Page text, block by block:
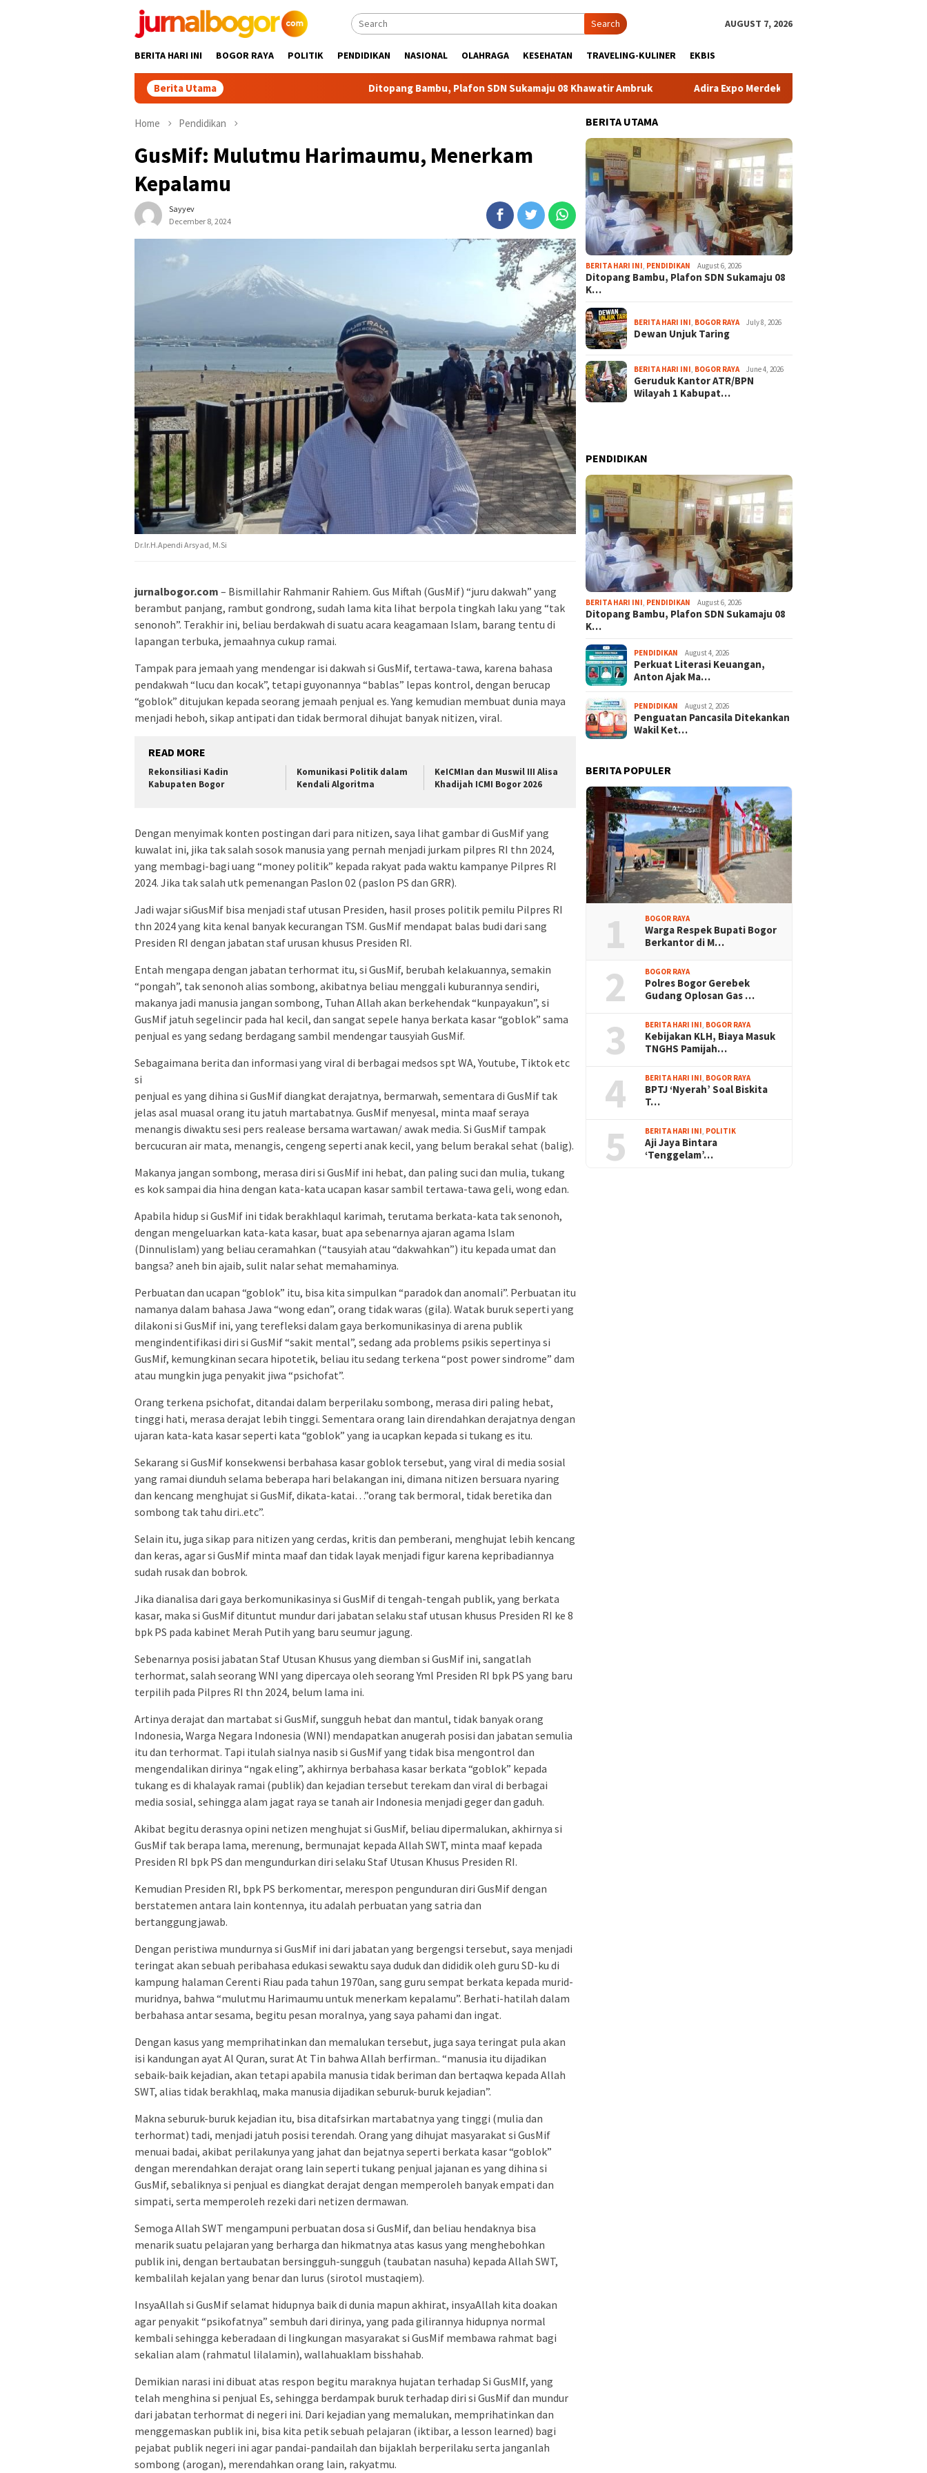
Search AUGUST 7, 2026
BERITA HARI INI BOGOR RAYA POLITIK PENDIDIKAN NASIONAL OLAHRAGA KESEHATAN TRAVELING-KULINER EKBIS
Berita Utama Ditopang Bambu, Plafon SDN Sukamaju 08 Khawatir Ambruk Adira Expo Merdeka Tawarkan Bunga 1,76 Persen
Home Pendidikan
GusMif: Mulutmu Harimaumu, Menerkam
Kepalamu
Sayyev
December 8, 2024
Dr.Ir.H.Apendi Arsyad, M.Si
jurnalbogor.com – Bismillahir Rahmanir Rahiem. Gus Miftah (GusMif) “juru dakwah” yang
berambut panjang, rambut gondrong, sudah lama kita lihat berpola tingkah laku yang “tak
senonoh”. Terakhir ini, beliau berdakwah di suatu acara keagamaan Islam, barang tentu di
lapangan terbuka, jemaahnya cukup ramai.
Tampak para jemaah yang mendengar isi dakwah si GusMif, tertawa-tawa, karena bahasa
pendakwah “lucu dan kocak”, tetapi guyonannya “bablas” lepas kontrol, dengan berucap
“goblok” ditujukan kepada seorang jemaah penjual es. Yang kemudian membuat dunia maya
menjadi heboh, sikap antipati dan tidak bermoral dihujat banyak nitizen, viral.
READ MORE
Rekonsiliasi Kadin
Kabupaten Bogor
Komunikasi Politik dalam
Kendali Algoritma
KeICMIan dan Muswil III Alisa
Khadijah ICMI Bogor 2026
Dengan menyimak konten postingan dari para nitizen, saya lihat gambar di GusMif yang
kuwalat ini, jika tak salah sosok manusia yang pernah menjadi jurkam pilpres RI thn 2024,
yang membagi-bagi uang “money politik” kepada rakyat pada waktu kampanye Pilpres RI
2024. Jika tak salah utk pemenangan Paslon 02 (paslon PS dan GRR).
Jadi wajar siGusMif bisa menjadi staf utusan Presiden, hasil proses politik pemilu Pilpres RI
thn 2024 yang kita kenal banyak kecurangan TSM. GusMif mendapat balas budi dari sang
Presiden RI dengan jabatan staf urusan khusus Presiden RI.
Entah mengapa dengan jabatan terhormat itu, si GusMif, berubah kelakuannya, semakin
“pongah”, tak senonoh alias sombong, akibatnya beliau menggali kuburannya sendiri,
makanya jadi manusia jangan sombong, Tuhan Allah akan berkehendak “kunpayakun”, si
GusMif jatuh segelincir pada hal kecil, dan sangat sepele hanya berkata kasar “goblok” sama
penjual es yang sedang berdagang sambil mendengar tausyiah GusMif.
Sebagaimana berita dan informasi yang viral di berbagai medsos spt WA, Youtube, Tiktok etc
si
penjual es yang dihina si GusMif diangkat derajatnya, bermarwah, sementara di GusMif tak
jelas asal muasal orang itu jatuh martabatnya. GusMif menyesal, minta maaf seraya
menangis diwaktu sesi pers realease bersama wartawan/ awak media. Si GusMif tampak
bercucuran air mata, menangis, cengeng seperti anak kecil, yang belum berakal sehat (balig).
Makanya jangan sombong, merasa diri si GusMif ini hebat, dan paling suci dan mulia, tukang
es kok sampai dia hina dengan kata-kata ucapan kasar sambil tertawa-tawa geli, wong edan.
Apabila hidup si GusMif ini tidak berakhlaqul karimah, terutama berkata-kata tak senonoh,
dengan mengeluarkan kata-kata kasar, buat apa sebenarnya ajaran agama Islam
(Dinnulislam) yang beliau ceramahkan (“tausyiah atau “dakwahkan”) itu kepada umat dan
bangsa? aneh bin ajaib, sulit nalar sehat memahaminya.
Perbuatan dan ucapan “goblok” itu, bisa kita simpulkan “paradok dan anomali”. Perbuatan itu
namanya dalam bahasa Jawa “wong edan”, orang tidak waras (gila). Watak buruk seperti yang
dilakoni si GusMif ini, yang terefleksi dalam gaya berkomunikasinya di arena publik
mengindentifikasi diri si GusMif “sakit mental”, sedang ada problems psikis sepertinya si
GusMif, kemungkinan secara hipotetik, beliau itu sedang terkena “post power sindrome” dam
atau mungkin juga penyakit jiwa “psichofat”.
Orang terkena psichofat, ditandai dalam berperilaku sombong, merasa diri paling hebat,
tinggi hati, merasa derajat lebih tinggi. Sementara orang lain direndahkan derajatnya dengan
ujaran kata-kata kasar seperti kata “goblok” yang ia ucapkan kepada si tukang es itu.
Sekarang si GusMif konsekwensi berbahasa kasar goblok tersebut, yang viral di media sosial
yang ramai diunduh selama beberapa hari belakangan ini, dimana nitizen bersuara nyaring
dan kencang menghujat si GusMif, dikata-katai…”orang tak bermoral, tidak beretika dan
sombong tak tahu diri..etc”.
Selain itu, juga sikap para nitizen yang cerdas, kritis dan pemberani, menghujat lebih kencang
dan keras, agar si GusMif minta maaf dan tidak layak menjadi figur karena kepribadiannya
sudah rusak dan bobrok.
Jika dianalisa dari gaya berkomunikasinya si GusMif di tengah-tengah publik, yang berkata
kasar, maka si GusMif dituntut mundur dari jabatan selaku staf utusan khusus Presiden RI ke 8
bpk PS pada kabinet Merah Putih yang baru seumur jagung.
Sebenarnya posisi jabatan Staf Utusan Khusus yang diemban si GusMif ini, sangatlah
terhormat, salah seorang WNI yang dipercaya oleh seorang Yml Presiden RI bpk PS yang baru
terpilih pada Pilpres RI thn 2024, belum lama ini.
Artinya derajat dan martabat si GusMif, sungguh hebat dan mantul, tidak banyak orang
Indonesia, Warga Negara Indonesia (WNI) mendapatkan anugerah posisi dan jabatan semulia
itu dan terhormat. Tapi itulah sialnya nasib si GusMif yang tidak bisa mengontrol dan
mengendalikan dirinya “ngak eling”, akhirnya berbahasa kasar berkata “goblok” kepada
tukang es di khalayak ramai (publik) dan kejadian tersebut terekam dan viral di berbagai
media sosial, sehingga alam jagat raya se tanah air Indonesia menjadi geger dan gaduh.
Akibat begitu derasnya opini netizen menghujat si GusMif, beliau dipermalukan, akhirnya si
GusMif tak berapa lama, merenung, bermunajat kepada Allah SWT, minta maaf kepada
Presiden RI bpk PS dan mengundurkan diri selaku Staf Utusan Khusus Presiden RI.
Kemudian Presiden RI, bpk PS berkomentar, merespon pengunduran diri GusMif dengan
berstatemen antara lain kontennya, itu adalah perbuatan yang satria dan
bertanggungjawab.
Dengan peristiwa mundurnya si GusMif ini dari jabatan yang bergengsi tersebut, saya menjadi
teringat akan sebuah peribahasa edukasi sewaktu saya duduk dan dididik oleh guru SD-ku di
kampung halaman Cerenti Riau pada tahun 1970an, sang guru sempat berkata kepada murid-
muridnya, bahwa “mulutmu Harimaumu untuk menerkam kepalamu”. Berhati-hatilah dalam
berbahasa antar sesama, begitu pesan moralnya, yang saya pahami dan ingat.
Dengan kasus yang memprihatinkan dan memalukan tersebut, juga saya teringat pula akan
isi kandungan ayat Al Quran, surat At Tin bahwa Allah berfirman.. “manusia itu dijadikan
sebaik-baik kejadian, akan tetapi apabila manusia tidak beriman dan bertaqwa kepada Allah
SWT, alias tidak berakhlaq, maka manusia dijadikan seburuk-buruk kejadian”.
Makna seburuk-buruk kejadian itu, bisa ditafsirkan martabatnya yang tinggi (mulia dan
terhormat) tadi, menjadi jatuh posisi terendah. Orang yang dihujat masyarakat si GusMif
menuai badai, akibat perilakunya yang jahat dan bejatnya seperti berkata kasar “goblok”
dengan merendahkan derajat orang lain seperti tukang penjual jajanan es yang dihina si
GusMif, sebaliknya si penjual es diangkat derajat dengan memperoleh banyak empati dan
simpati, serta memperoleh rezeki dari netizen dermawan.
Semoga Allah SWT mengampuni perbuatan dosa si GusMif, dan beliau hendaknya bisa
menarik suatu pelajaran yang berharga dan hikmatnya atas kasus yang menghebohkan
publik ini, dengan bertaubatan bersingguh-sungguh (taubatan nasuha) kepada Allah SWT,
kembalilah kejalan yang benar dan lurus (sirotol mustaqiem).
InsyaAllah si GusMif selamat hidupnya baik di dunia mapun akhirat, insyaAllah kita doakan
agar penyakit “psikofatnya” sembuh dari dirinya, yang pada gilirannya hidupnya normal
kembali sehingga keberadaan di lingkungan masyarakat si GusMif membawa rahmat bagi
sekalian alam (rahmatul lilalamin), wallahuaklam bisshahab.
Demikian narasi ini dibuat atas respon begitu maraknya hujatan terhadap Si GusMIf, yang
telah menghina si penjual Es, sehingga berdampak buruk terhadap diri si GusMif dan mundur
dari jabatan terhormat di negeri ini. Dari kejadian yang memalukan, memprihatinkan dan
menggemaskan publik ini, bisa kita petik sebuah pelajaran (iktibar, a lesson learned) bagi
pejabat publik negeri ini agar pandai-pandailah dan bijaklah berperilaku serta janganlah
sombong (arogan), merendahkan orang lain, rakyatmu.
BERITA UTAMA
BERITA HARI INI PENDIDIKAN August 6, 2026
Ditopang Bambu, Plafon SDN Sukamaju 08
K…
BERITA HARI INI BOGOR RAYA July 8, 2026
Dewan Unjuk Taring
BERITA HARI INI BOGOR RAYA June 4, 2026
Geruduk Kantor ATR/BPN
Wilayah 1 Kabupat…
PENDIDIKAN
BERITA HARI INI PENDIDIKAN August 6, 2026
Ditopang Bambu, Plafon SDN Sukamaju 08
K…
PENDIDIKAN August 4, 2026
Perkuat Literasi Keuangan,
Anton Ajak Ma…
PENDIDIKAN August 2, 2026
Penguatan Pancasila Ditekankan
Wakil Ket…
BERITA POPULER
1 BOGOR RAYA
Warga Respek Bupati Bogor
Berkantor di M…
2 BOGOR RAYA
Polres Bogor Gerebek
Gudang Oplosan Gas …
3 BERITA HARI INI, BOGOR RAYA
Kebijakan KLH, Biaya Masuk
TNGHS Pamijah…
4 BERITA HARI INI, BOGOR RAYA
BPTJ ‘Nyerah’ Soal Biskita
T…
5 BERITA HARI INI, POLITIK
Aji Jaya Bintara
‘Tenggelam’…